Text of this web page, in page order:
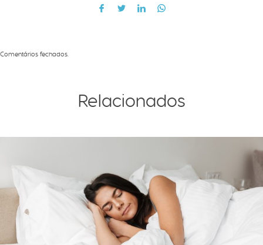
Comentários fechados.
Relacionados